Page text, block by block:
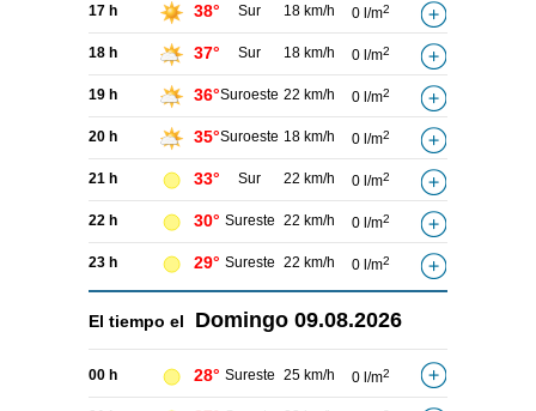
17 h 38° Sur 18 km/h 0 l/m2
18 h 37° Sur 18 km/h 0 l/m2
19 h 36°Suroeste 22 km/h 0 l/m2
20 h 35°Suroeste 18 km/h 0 l/m2
21 h 33° Sur 22 km/h 0 l/m2
22 h 30° Sureste 22 km/h 0 l/m2
23 h 29° Sureste 22 km/h 0 l/m2
El tiempo el Domingo 09.08.2026
00 h 28° Sureste 25 km/h 0 l/m2